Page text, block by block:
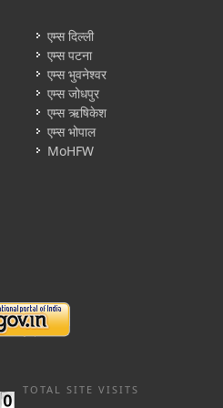
एम्स दिल्ली
एम्स पटना
एम्स भुवनेश्वर
एम्स जोधपुर
एम्स ऋषिकेश
एम्स भोपाल
MoHFW
TOTAL SITE VISITS